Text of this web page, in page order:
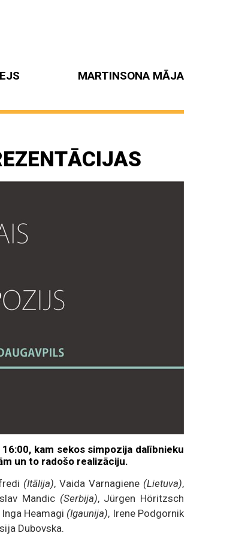
MARTINSONA MĀJA
kam sekos simpozija dalībnieku
un to radošo realizāciju.
(Itālija), Vaida Varnagiene (Lietuva),
Mandic (Serbija), Jürgen Höritzsch
Inga Heamagi (Igaunija), Irene Podgornik
Dubovska.